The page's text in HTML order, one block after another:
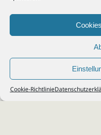
Cookie-Richtlinie
© 2026Steuerberater Kempf, Köln